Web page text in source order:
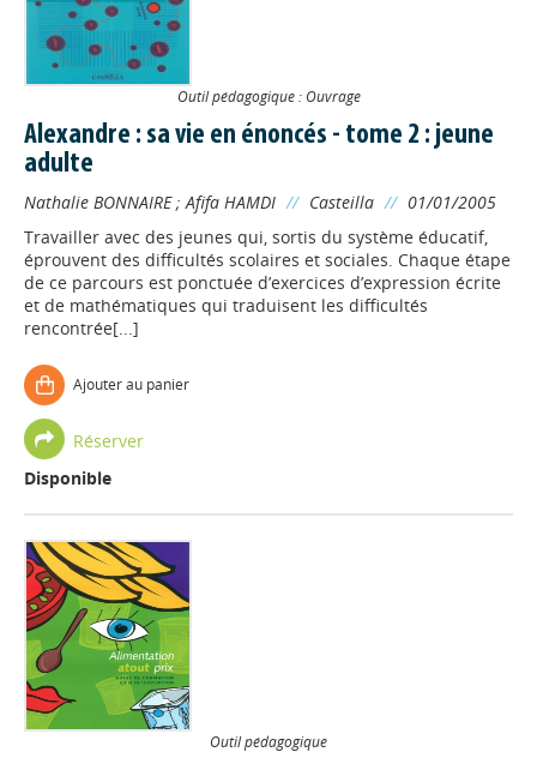
Outil pédagogique : Ouvrage
Alexandre : sa vie en énoncés - tome 2 : jeune
adulte
Nathalie BONNAIRE;Afifa HAMDI // Casteilla // 01/01/2005
Travailler avec des jeunes qui, sortis du système éducatif,
éprouvent des difficultés scolaires et sociales. Chaque étape
de ce parcours est ponctuée d’exercices d’expression écrite
et de mathématiques qui traduisent les difficultés
rencontrée[...]
Ajouter au panier
Réserver
Disponible
Outil pédagogique